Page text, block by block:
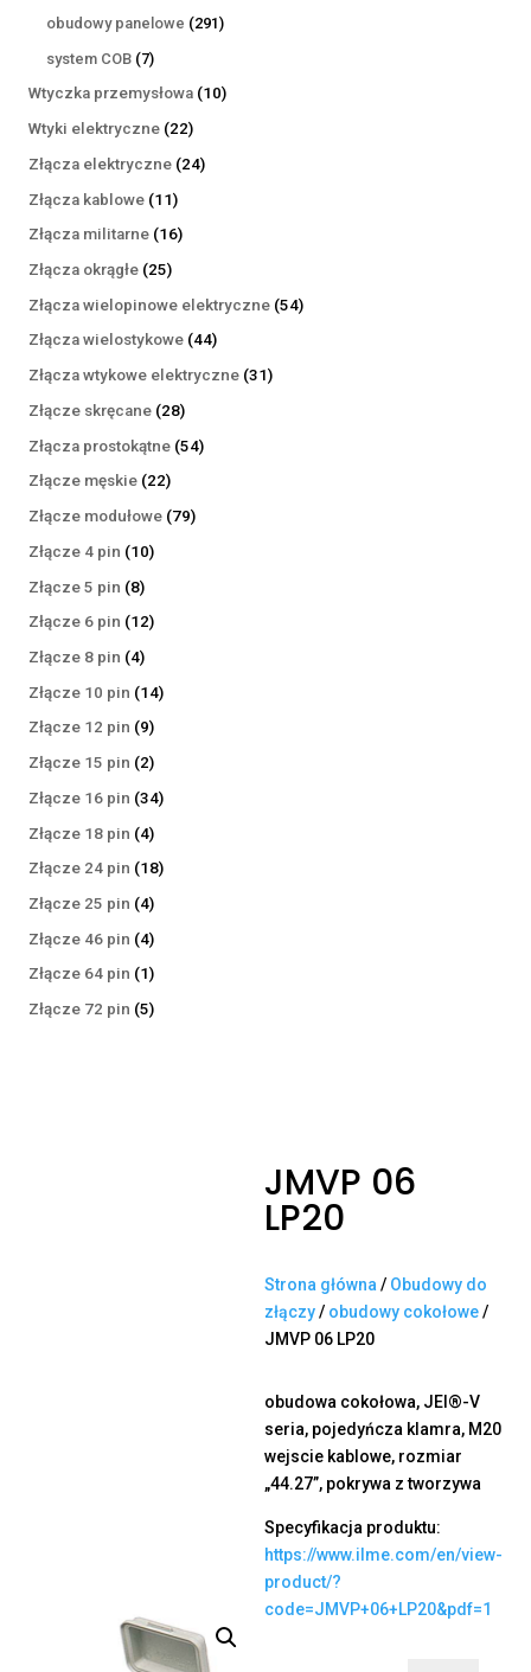
produkty
obudowy panelowe 291291
system COB 77
produktów
Wtyczka przemysłowa 1010
Wtyki elektryczne 2222
produkty
Złącza elektryczne 2424
Złącza kablowe 1111
produktów
Złącza militarne 1616
Złącza okrągłe 2525
produktów
Złącza wielopinowe elektryczne 5454
Złącza wielostykowe 4444
produkty
Złącza wtykowe elektryczne 3131
Złącze skręcane 2828
produktów
Złącza prostokątne 5454
Złącze męskie 2222
produkty
Złącze modułowe 7979
Złącze 4 pin 1010
Złącze 5 pin 88
produktów
Złącze 6 pin 1212
Złącze 8 pin 44
produkty
Złącze 10 pin 1414
Złącze 12 pin 99
produktów
Złącze 15 pin 22
produkty
Złącze 16 pin 3434
Złącze 18 pin 44
produkty
Złącze 24 pin 1818
Złącze 25 pin 44
produkty
Złącze 46 pin 44
produkty
Złącze 64 pin 11
produkt
Złącze 72 pin 55
JMVP 06
LP20
Strona główna / Obudowy do
złączy/ obudowy cokołowe/
JMVP 06 LP20
obudowa cokołowa, JEI®-V
seria, pojedyńcza klamra, M20
wejscie kablowe, rozmiar
„44.27”, pokrywa z tworzywa
Specyfikacja produktu:
https://www.ilme.com/en/view-
product/?
code=JMVP+06+LP20&pdf=1